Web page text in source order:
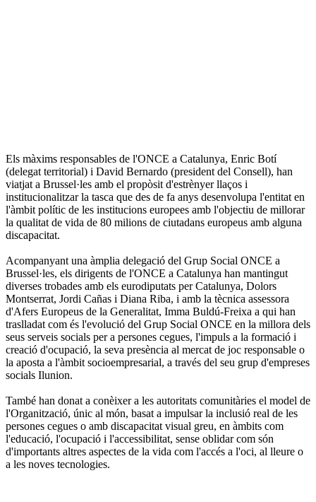
Els màxims responsables de l'ONCE a Catalunya, Enric Botí
(delegat territorial) i David Bernardo (president del Consell), han
viatjat a Brussel·les amb el propòsit d'estrènyer llaços i
institucionalitzar la tasca que des de fa anys desenvolupa l'entitat en
l'àmbit polític de les institucions europees amb l'objectiu de millorar
la qualitat de vida de 80 milions de ciutadans europeus amb alguna
discapacitat.
Acompanyant una àmplia delegació del Grup Social ONCE a
Brussel·les, els dirigents de l'ONCE a Catalunya han mantingut
diverses trobades amb els eurodiputats per Catalunya, Dolors
Montserrat, Jordi Cañas i Diana Riba, i amb la tècnica assessora
d'Afers Europeus de la Generalitat, Imma Buldú-Freixa a qui han
traslladat com és l'evolució del Grup Social ONCE en la millora dels
seus serveis socials per a persones cegues, l'impuls a la formació i
creació d'ocupació, la seva presència al mercat de joc responsable o
la aposta a l'àmbit socioempresarial, a través del seu grup d'empreses
socials Ilunion.
També han donat a conèixer a les autoritats comunitàries el model de
l'Organització, únic al món, basat a impulsar la inclusió real de les
persones cegues o amb discapacitat visual greu, en àmbits com
l'educació, l'ocupació i l'accessibilitat, sense oblidar com són
d'importants altres aspectes de la vida com l'accés a l'oci, al lleure o
a les noves tecnologies.